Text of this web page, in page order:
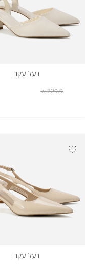
נעל עקב
229.9 ₪
נעל עקב